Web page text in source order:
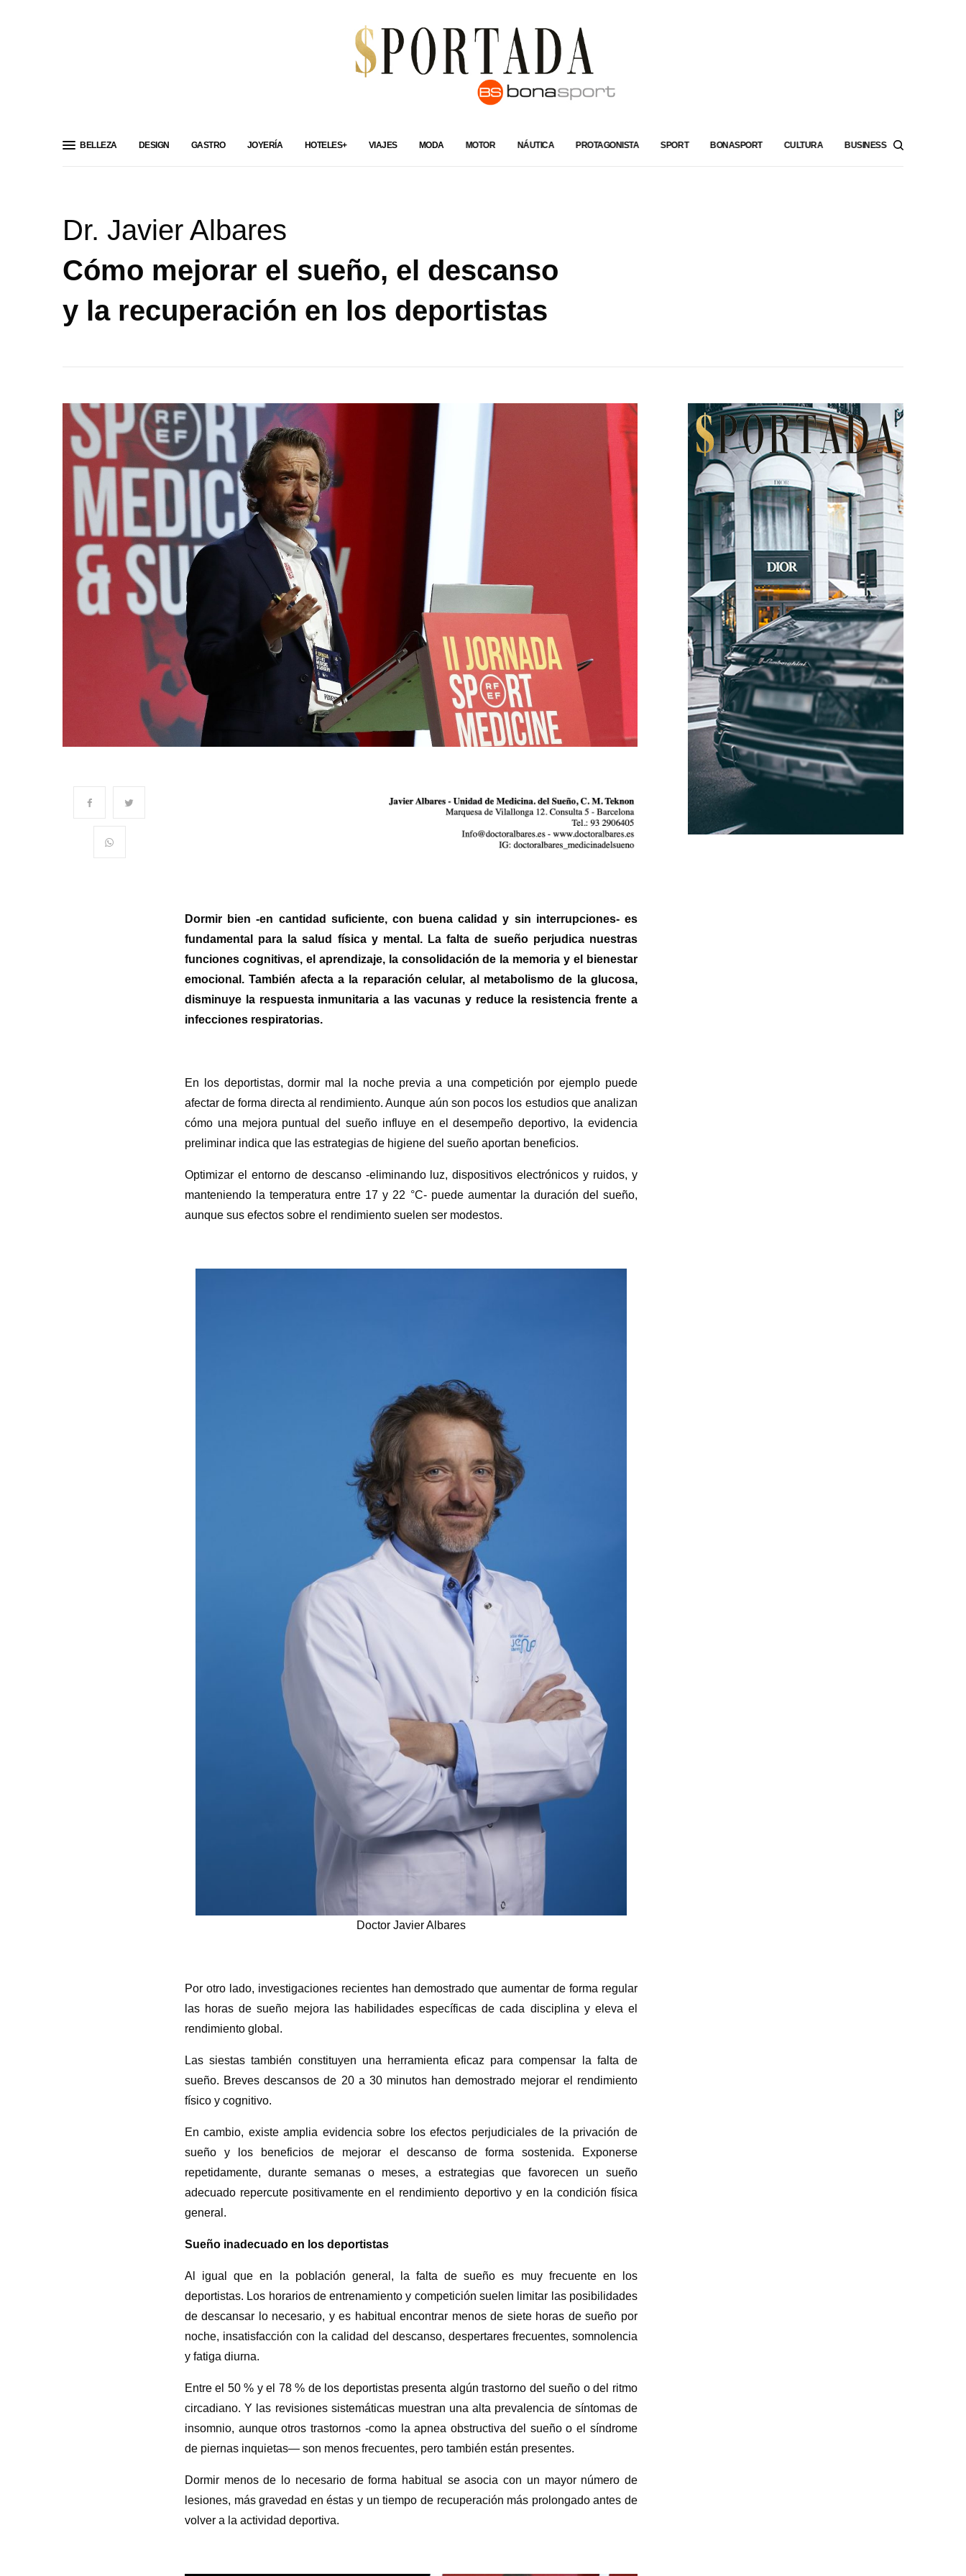
BELLEZA DESIGN GASTRO JOYERÍA HOTELES+ VIAJES MODA MOTOR NÁUTICA PROTAGONISTA SPORT BONASPORT CULTURA BUSINESS
Dr. Javier Albares
Cómo mejorar el sueño, el descanso
y la recuperación en los deportistas
Dormir bien -en cantidad suficiente, con buena calidad y sin interrupciones- es
fundamental para la salud física y mental. La falta de sueño perjudica nuestras
funciones cognitivas, el aprendizaje, la consolidación de la memoria y el bienestar
emocional. También afecta a la reparación celular, al metabolismo de la glucosa,
disminuye la respuesta inmunitaria a las vacunas y reduce la resistencia frente a
infecciones respiratorias.
En los deportistas, dormir mal la noche previa a una competición por ejemplo puede
afectar de forma directa al rendimiento. Aunque aún son pocos los estudios que analizan
cómo una mejora puntual del sueño influye en el desempeño deportivo, la evidencia
preliminar indica que las estrategias de higiene del sueño aportan beneficios.
Optimizar el entorno de descanso -eliminando luz, dispositivos electrónicos y ruidos, y
manteniendo la temperatura entre 17 y 22 °C- puede aumentar la duración del sueño,
aunque sus efectos sobre el rendimiento suelen ser modestos.
Doctor Javier Albares
Por otro lado, investigaciones recientes han demostrado que aumentar de forma regular
las horas de sueño mejora las habilidades específicas de cada disciplina y eleva el
rendimiento global.
Las siestas también constituyen una herramienta eficaz para compensar la falta de
sueño. Breves descansos de 20 a 30 minutos han demostrado mejorar el rendimiento
físico y cognitivo.
En cambio, existe amplia evidencia sobre los efectos perjudiciales de la privación de
sueño y los beneficios de mejorar el descanso de forma sostenida. Exponerse
repetidamente, durante semanas o meses, a estrategias que favorecen un sueño
adecuado repercute positivamente en el rendimiento deportivo y en la condición física
general.
Sueño inadecuado en los deportistas
Al igual que en la población general, la falta de sueño es muy frecuente en los
deportistas. Los horarios de entrenamiento y competición suelen limitar las posibilidades
de descansar lo necesario, y es habitual encontrar menos de siete horas de sueño por
noche, insatisfacción con la calidad del descanso, despertares frecuentes, somnolencia
y fatiga diurna.
Entre el 50 % y el 78 % de los deportistas presenta algún trastorno del sueño o del ritmo
circadiano. Y las revisiones sistemáticas muestran una alta prevalencia de síntomas de
insomnio, aunque otros trastornos -como la apnea obstructiva del sueño o el síndrome
de piernas inquietas— son menos frecuentes, pero también están presentes.
Dormir menos de lo necesario de forma habitual se asocia con un mayor número de
lesiones, más gravedad en éstas y un tiempo de recuperación más prolongado antes de
volver a la actividad deportiva.